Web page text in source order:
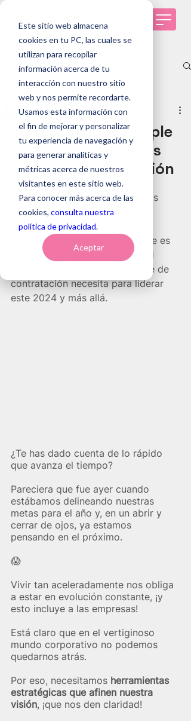
Este sitio web almacena
cookies en tu PC, las cuales se
utilizan para recopilar
información acerca de tu
interacción con nuestro sitio
web y nos permite recordarte.
Usamos esta información con
el fin de mejorar y personalizar
tu experiencia de navegación y
para generar analíticas y
métricas acerca de nuestros
visitantes en este sitio web.
Para conocer más acerca de las
cookies, consulta nuestra
política de privacidad.
Aceptar
Entrada
Todas las entradas
Tendencias de RRHH
Selección de personas
Genomawork
Casos de éxito
6 formas en que People
Analytics potencia tus
estrategias de selección
10 oct 2025 6 min de lectura
Actualizado:29 ene
Imagina poder prever, con datos
concretos, qué estrategias de
selección darán fruto y cuáles
necesitan ser replanteadas. Este es
el poder de People Analytics; el
recurso que todo jefe y gerente de
contratación necesita para liderar
este 2024 y más allá.
¿Te has dado cuenta de lo rápido
que avanza el tiempo?
Pareciera que fue ayer cuando
estábamos delineando nuestras
metas para el año y, en un abrir y
cerrar de ojos, ya estamos
pensando en el próximo.
😱​
Vivir tan aceleradamente nos obliga
a estar en evolución constante, ¡y
esto incluye a las empresas!
Está claro que en el vertiginoso
mundo corporativo no podemos
quedarnos atrás.
Por eso, necesitamos herramientas
estratégicas que afinen nuestra
visión, ¡que nos den claridad!